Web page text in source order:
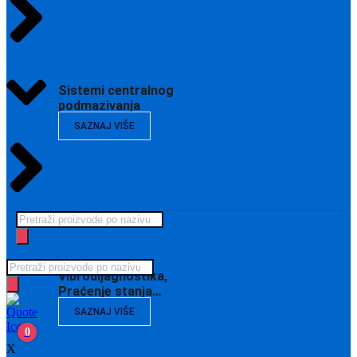
Sistemi centralnog
podmazivanja
SAZNAJ VIŠE
Vibrodijagnostika,
Praćenje stanja…
SAZNAJ VIŠE
Products
search
Products
search
0
X